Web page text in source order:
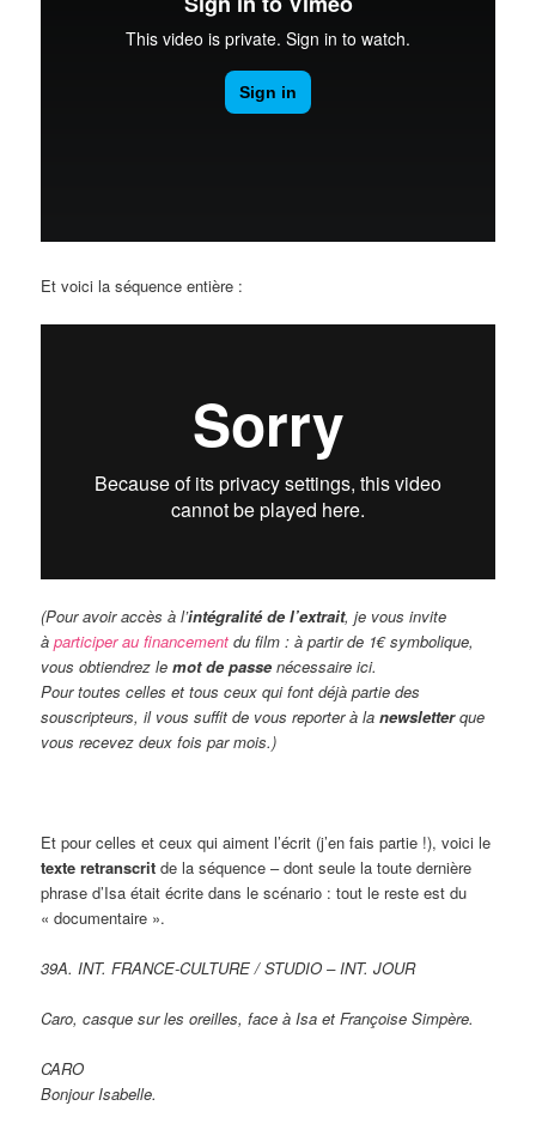
Et voici la séquence entière :
(Pour avoir accès à l’intégralité de l’extrait, je vous invite
àparticiper au financement du film : à partir de 1€ symbolique,
vous obtiendrez lemot de passe nécessaire ici.
Pour toutes celles et tous ceux qui font déjà partie des
souscripteurs, il vous suffit de vous reporter à lanewsletterque
vous recevez deux fois par mois.)
Et pour celles et ceux qui aiment l’écrit (j’en fais partie !), voici le
texte retranscrit de la séquence – dont seule la toute dernière
phrase d’Isa était écrite dans le scénario : tout le reste est du
« documentaire ».
39A. INT. FRANCE-CULTURE / STUDIO – INT. JOUR
Caro, casque sur les oreilles, face à Isa et Françoise Simpère.
CARO
Bonjour Isabelle.